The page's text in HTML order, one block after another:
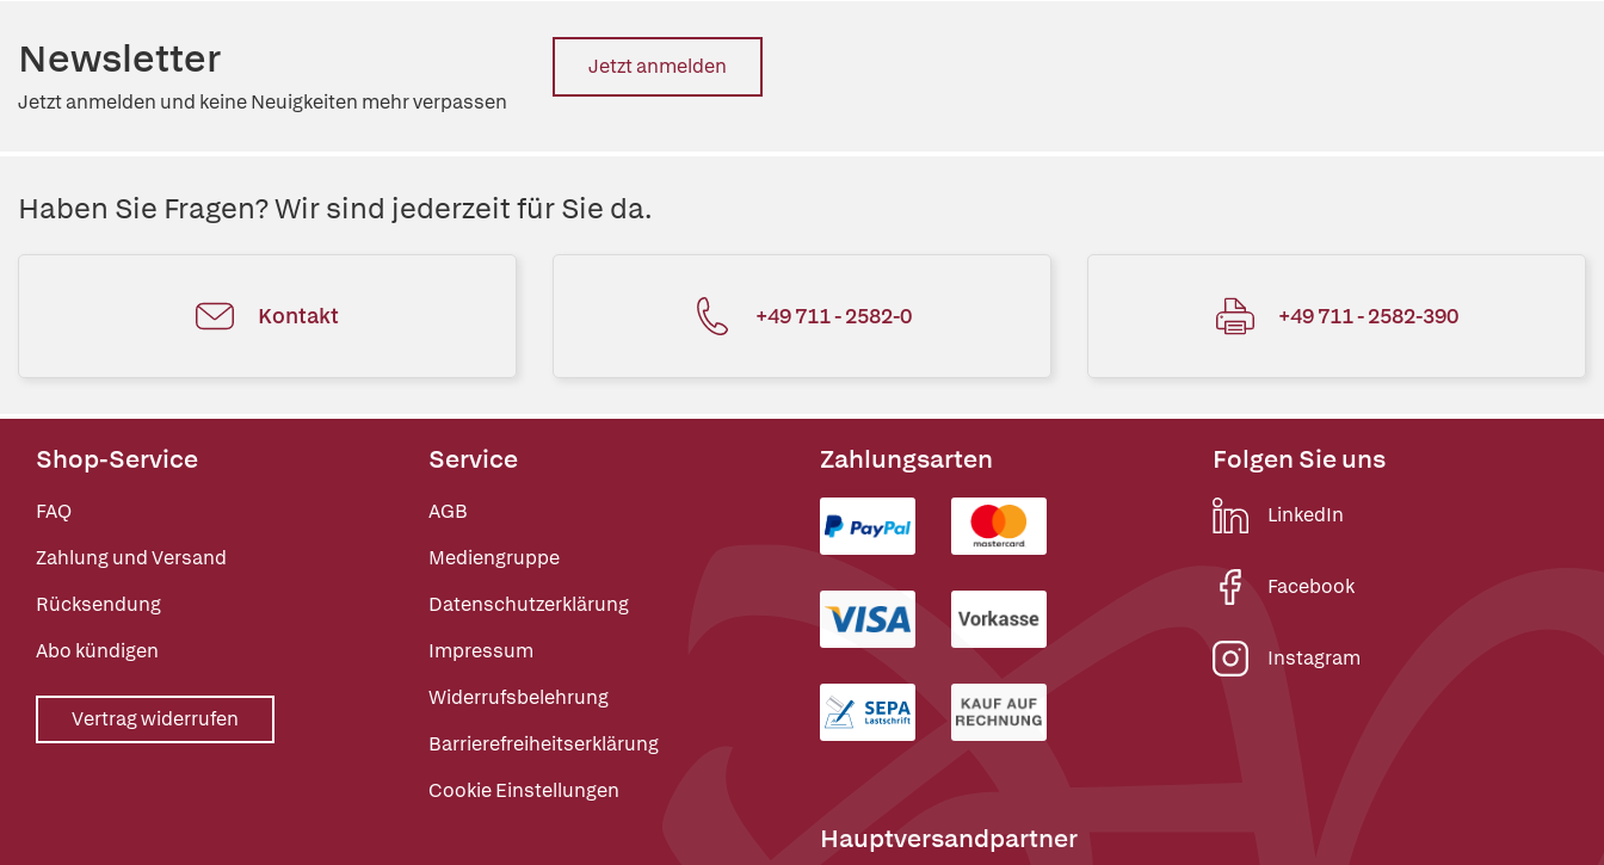
Newsletter
Jetzt anmelden und keine Neuigkeiten mehr verpassen
Jetzt anmelden
Haben Sie Fragen? Wir sind jederzeit für Sie da.
Kontakt +49 711 - 2582-0 +49 711 - 2582-390
Shop-Service
FAQ
Zahlung und Versand
Rücksendung
Abo kündigen
Vertrag widerrufen
Service
AGB
Mediengruppe
Datenschutzerklärung
Impressum
Widerrufsbelehrung
Barrierefreiheitserklärung
Cookie Einstellungen
Zahlungsarten
Hauptversandpartner
Folgen Sie uns
LinkedIn
Facebook
Instagram